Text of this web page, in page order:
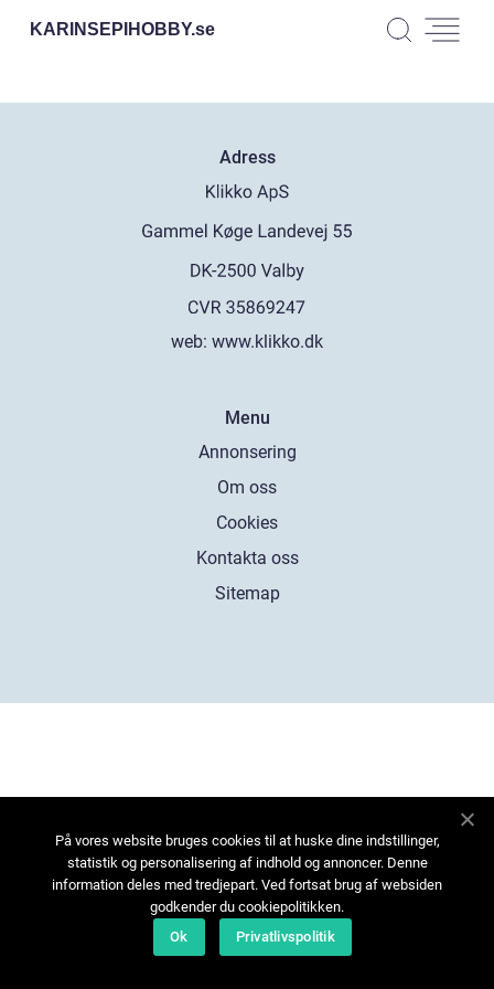
KARINSEPIHOBBY.se
Adress
web: www.klikko.dk
Menu
Annonsering
Om oss
Cookies
Kontakta oss
Sitemap
På vores website bruges cookies til at huske dine indstillinger,
statistik og personalisering af indhold og annoncer. Denne
information deles med tredjepart. Ved fortsat brug af websiden
godkender du cookiepolitikken.
Ok
Privatlivspolitik